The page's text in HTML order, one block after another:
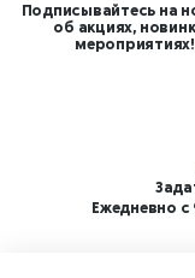
Подписывайтесь на
об акциях,
мероприятиях!
Ежедневно